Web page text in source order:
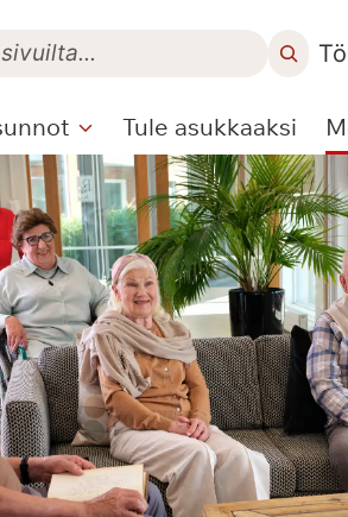
Tule asukkaaksi